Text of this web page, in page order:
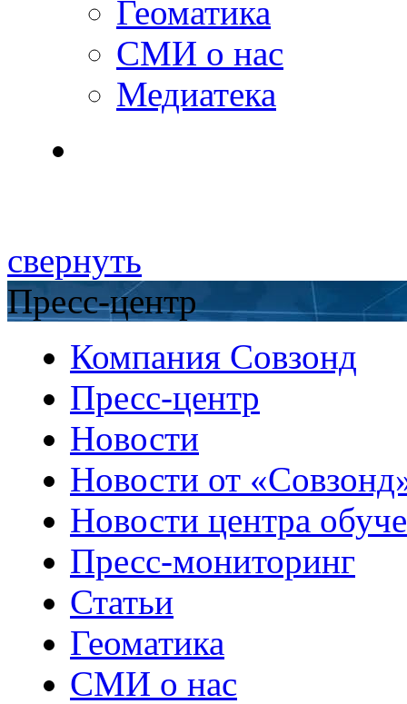
Геоматика
СМИ о нас
Медиатека
свернуть
Пресс-центр
Компания Совзонд
Пресс-центр
Новости
Новости от
Новости центра
Пресс-мониторинг
Статьи
Геоматика
СМИ о нас